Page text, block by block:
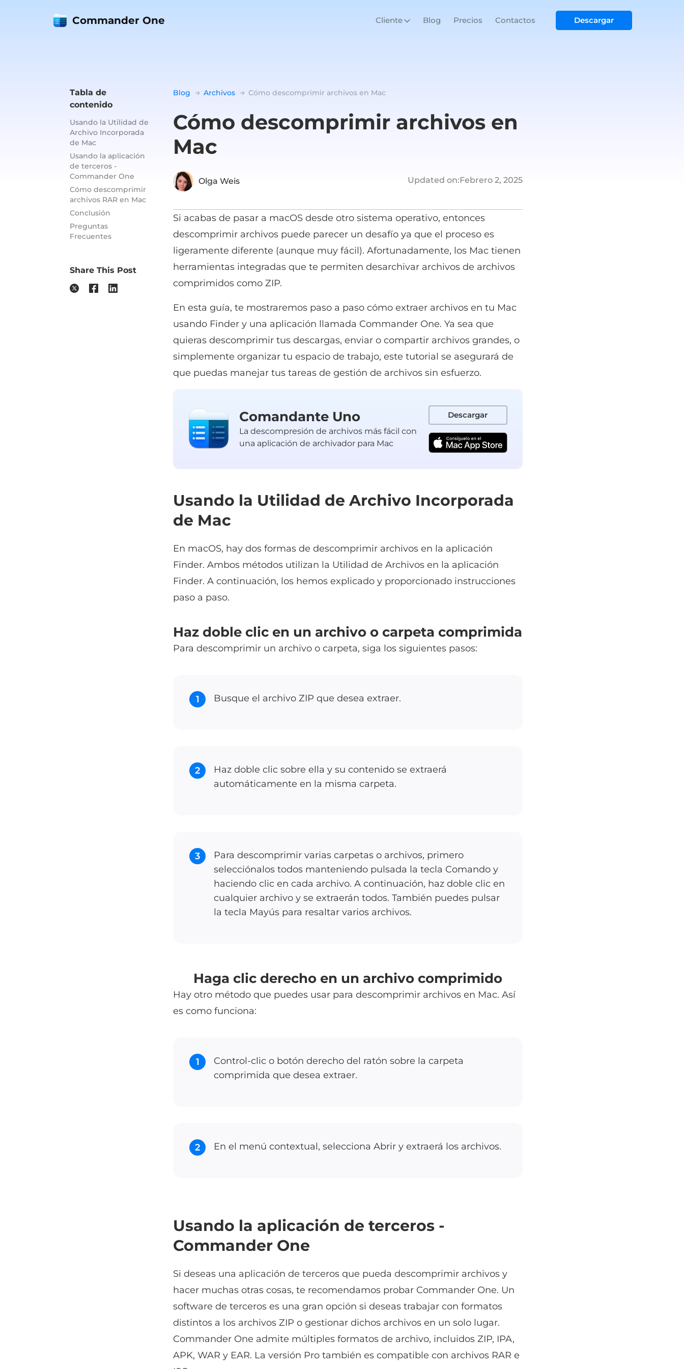
Commander One Cliente Blog Precios Contactos Descargar
Tabla de
contenido
Usando la Utilidad de
Archivo Incorporada
de Mac
Usando la aplicación
de terceros -
Commander One
Cómo descomprimir
archivos RAR en Mac
Conclusión
Preguntas
Frecuentes
Share This Post
Blog Archivos Cómo descomprimir archivos en Mac
Cómo descomprimir archivos en
Mac
Olga Weis Updated on:Febrero 2, 2025
Si acabas de pasar a macOS desde otro sistema operativo, entonces
descomprimir archivos puede parecer un desafío ya que el proceso es
ligeramente diferente (aunque muy fácil). Afortunadamente, los Mac tienen
herramientas integradas que te permiten desarchivar archivos de archivos
comprimidos como ZIP.
En esta guía, te mostraremos paso a paso cómo extraer archivos en tu Mac
usando Finder y una aplicación llamada Commander One. Ya sea que
quieras descomprimir tus descargas, enviar o compartir archivos grandes, o
simplemente organizar tu espacio de trabajo, este tutorial se asegurará de
que puedas manejar tus tareas de gestión de archivos sin esfuerzo.
Comandante Uno
La descompresión de archivos más fácil con
una aplicación de archivador para Mac
Descargar
Usando la Utilidad de Archivo Incorporada
de Mac
En macOS, hay dos formas de descomprimir archivos en la aplicación
Finder. Ambos métodos utilizan la Utilidad de Archivos en la aplicación
Finder. A continuación, los hemos explicado y proporcionado instrucciones
paso a paso.
Haz doble clic en un archivo o carpeta comprimida
Para descomprimir un archivo o carpeta, siga los siguientes pasos:
1 Busque el archivo ZIP que desea extraer.
2
Haz doble clic sobre ella y su contenido se extraerá
automáticamente en la misma carpeta.
3
Para descomprimir varias carpetas o archivos, primero
selecciónalos todos manteniendo pulsada la tecla Comando y
haciendo clic en cada archivo. A continuación, haz doble clic en
cualquier archivo y se extraerán todos. También puedes pulsar
la tecla Mayús para resaltar varios archivos.
Haga clic derecho en un archivo comprimido
Hay otro método que puedes usar para descomprimir archivos en Mac. Así
es como funciona:
1
Control-clic o botón derecho del ratón sobre la carpeta
comprimida que desea extraer.
2 En el menú contextual, selecciona Abrir y extraerá los archivos.
Usando la aplicación de terceros -
Commander One
Si deseas una aplicación de terceros que pueda descomprimir archivos y
hacer muchas otras cosas, te recomendamos probar Commander One. Un
software de terceros es una gran opción si deseas trabajar con formatos
distintos a los archivos ZIP o gestionar dichos archivos en un solo lugar.
Commander One admite múltiples formatos de archivo, incluidos ZIP, IPA,
APK, WAR y EAR. La versión Pro también es compatible con archivos RAR e